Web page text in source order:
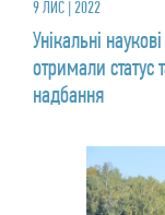
9 ЛИС | 2022
Унікальні
отримали статус
надбання